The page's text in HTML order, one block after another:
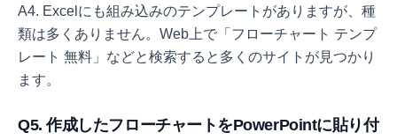
A4. Excelにも組み込みのテンプレートがありますが、種
類は多くありません。Web上で「フローチャート テンプ
レート 無料」などと検索すると多くのサイトが見つかり
ます。
Q5. 作成したフローチャートをPowerPointに貼り付